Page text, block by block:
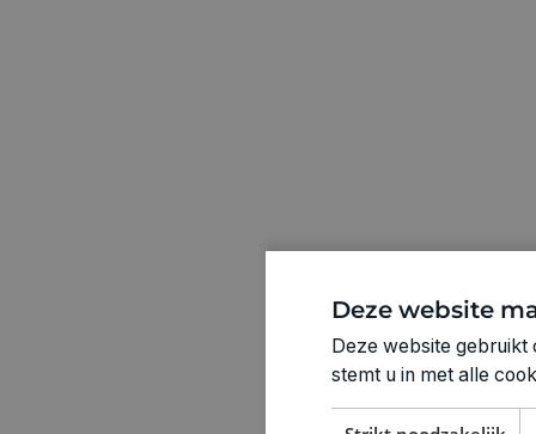
Deze website
Deze website gebruikt
stemt u in met alle